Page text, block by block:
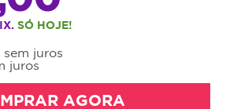
SÓ HOJE!
sem juros
juros
AGORA